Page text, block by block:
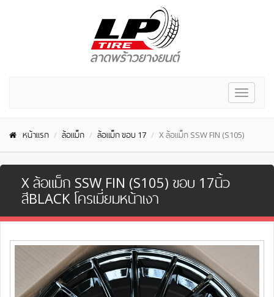
Toggle
หน้าแรก ล้อแม็ก ล้อแม็ก ขอบ 17 X ล้อแม็ก SSW FIN (S105)
X ล้อแม็ก SSW FIN (S105) ขอบ 17นิ้ว
สีBLACK โครเมี่ยมหน้าเงา